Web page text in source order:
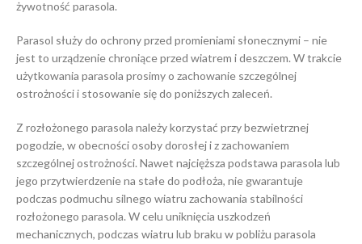
żywotność parasola.
Parasol służy do ochrony przed promieniami słonecznymi – nie
jest to urządzenie chroniące przed wiatrem i deszczem. W trakcie
użytkowania parasola prosimy o zachowanie szczególnej
ostrożności i stosowanie się do poniższych zaleceń.
Z rozłożonego parasola należy korzystać przy bezwietrznej
pogodzie, w obecności osoby dorosłej i z zachowaniem
szczególnej ostrożności. Nawet najcięższa podstawa parasola lub
jego przytwierdzenie na stałe do podłoża, nie gwarantuje
podczas podmuchu silnego wiatru zachowania stabilności
rozłożonego parasola. W celu uniknięcia uszkodzeń
mechanicznych, podczas wiatru lub braku w pobliżu parasola